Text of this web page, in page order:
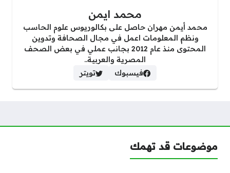
محمد ايمن
محمد أيمن مهران حاصل على بكالوريوس علوم الحاسب
ونظم المعلومات اعمل في مجال الصحافة وتدوين
المحتوى منذ عام 2012 بجانب عملي في بعض الصحف
المصرية والعربية..
فيسبوك
تويتر
موضوعات قد تهمك